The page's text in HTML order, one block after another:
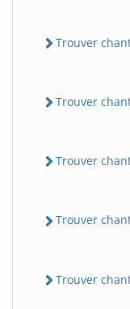
Trouver
Trouver
Trouver
Trouver
Trouver